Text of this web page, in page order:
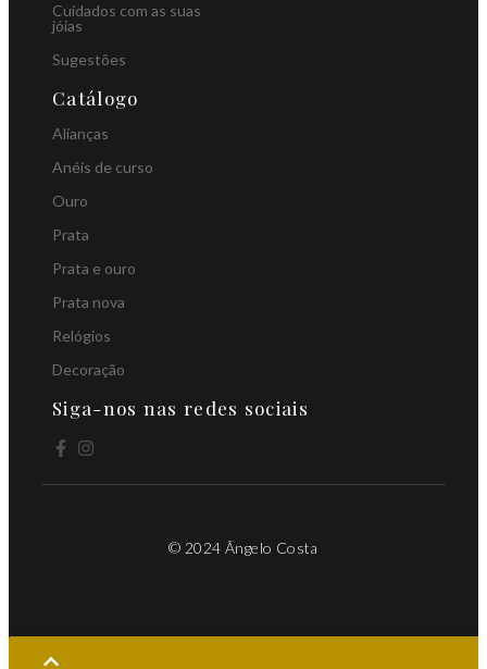
Cuidados com as suas
jóias
Sugestões
Catálogo
Alianças
Anéis de curso
Ouro
Prata
Prata e ouro
Prata nova
Relógios
Decoração
Siga-nos nas redes sociais
© 2024 Ângelo Costa